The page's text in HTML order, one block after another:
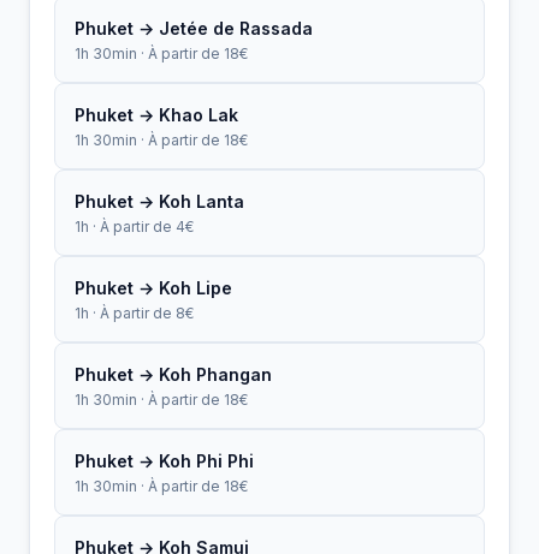
Phuket → Jetée de Rassada
1h 30min · À partir de 18€
Phuket → Khao Lak
1h 30min · À partir de 18€
Phuket → Koh Lanta
1h · À partir de 4€
Phuket → Koh Lipe
1h · À partir de 8€
Phuket → Koh Phangan
1h 30min · À partir de 18€
Phuket → Koh Phi Phi
1h 30min · À partir de 18€
Phuket → Koh Samui